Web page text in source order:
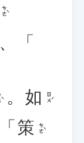
ㄘㄜˋ
「
。 如 ㄖㄨˊ
策 ㄘㄜˋ